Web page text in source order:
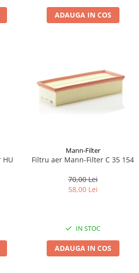
moto
ADAUGA IN COS
Mann-Filter
Filtru aer Mann-Filter C 35 154
70,00 Lei
58,00 Lei
IN STOC
ADAUGA IN COS